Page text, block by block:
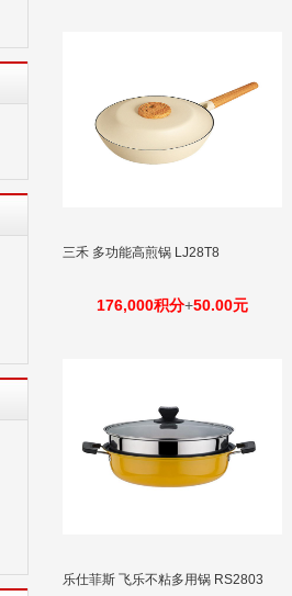
三禾 多功能高煎锅 LJ28T8
176,000积分+50.00元
乐仕菲斯 飞乐不粘多用锅 RS2803